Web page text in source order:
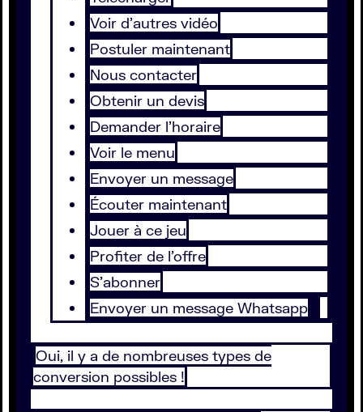
Voir d'autres vidéo
Postuler maintenant
Nous contacter
Obtenir un devis
Demander l'horaire
Voir le menu
Envoyer un message
Écouter maintenant
Jouer à ce jeu
Profiter de l'offre
S'abonner
Envoyer un message Whatsapp
Oui, il y a de nombreuses types de
conversion possibles !